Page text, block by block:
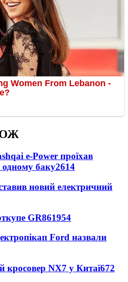
e-Power проїхав
одному баку2614
новий електричний
GR861954
Ford назвали
кросовер NX7 у Китаї672